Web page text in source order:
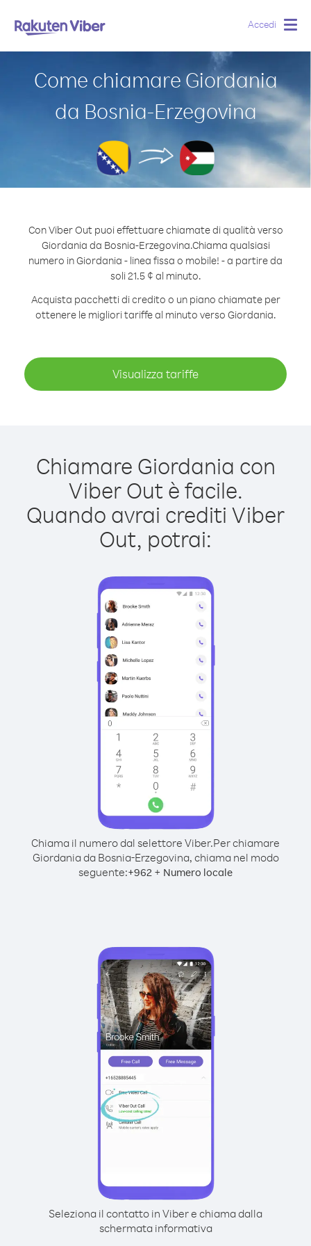
Accedi
Come chiamare Giordania
da Bosnia-Erzegovina
Con Viber Out puoi effettuare chiamate di qualità verso
Giordania da Bosnia-Erzegovina.Chiama qualsiasi
numero in Giordania - linea fissa o mobile! - a partire da
soli 21.5 ¢ al minuto.
Acquista pacchetti di credito o un piano chiamate per
ottenere le migliori tariffe al minuto verso Giordania.
Visualizza tariffe
Chiamare Giordania con
Viber Out è facile.
Quando avrai crediti Viber
Out, potrai:
Chiama il numero dal selettore Viber.Per chiamare
Giordania da Bosnia-Erzegovina, chiama nel modo
seguente:+962 + Numero locale
Seleziona il contatto in Viber e chiama dalla
schermata informativa